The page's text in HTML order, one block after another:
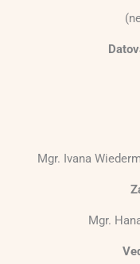
Mgr. Ivana
Mgr.